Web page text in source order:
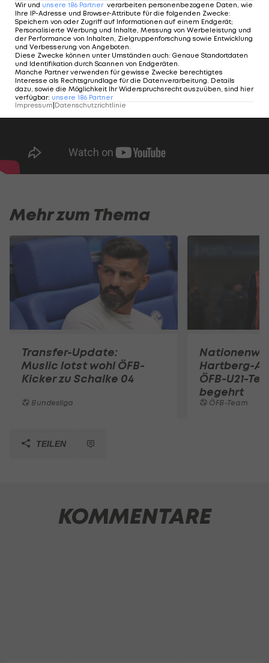
Mehr zum Thema
Transfer-Update:
Muslic lotst wohl ÖFB-
Kicker zu Schalke 04
Bundesliga
Hartberg-
ÖFB-U21-
begehrt
ÖFB-Team
TEILEN
KOMMENTARE
Wir und unsere 186 Partner verarbeiten personenbezogene Daten, wie
Ihre IP-Adresse und Browser-Attribute für die folgenden Zwecke:
Speichern von oder Zugriff auf Informationen auf einem Endgerät;
Personalisierte Werbung und Inhalte, Messung von Werbeleistung und
der Performance von Inhalten, Zielgruppenforschung sowie Entwicklung
und Verbesserung von Angeboten.
Diese Zwecke können unter Umständen auch: Genaue Standortdaten
und Identifikation durch Scannen von Endgeräten.
Manche Partner verwenden für gewisse Zwecke berechtigtes
Interesse als Rechtsgrundlage für die Datenverarbeitung. Details
dazu, sowie die Möglichkeit Ihr Widerspruchsrecht auszuüben, sind hier
verfügbar: unsere 186 Partner
Impressum Datenschutzrichtlinie